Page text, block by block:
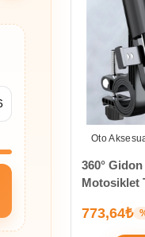
Oto
360°
Motosiklet
773,64₺